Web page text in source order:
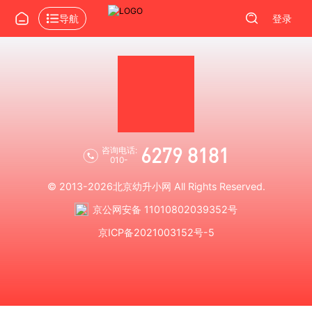
导航 登录
咨询电话:
010-
6279 8181
© 2013-2026北京幼升小网 All Rights Reserved.
京公网安备 11010802039352号
京ICP备2021003152号-5